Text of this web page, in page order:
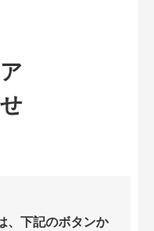
、下記のボタンか